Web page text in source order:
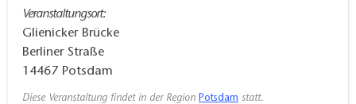
Veranstaltungsort:
Glienicker Brücke
Berliner Straße
14467 Potsdam
Diese Veranstaltung findet in der Region Potsdam statt.